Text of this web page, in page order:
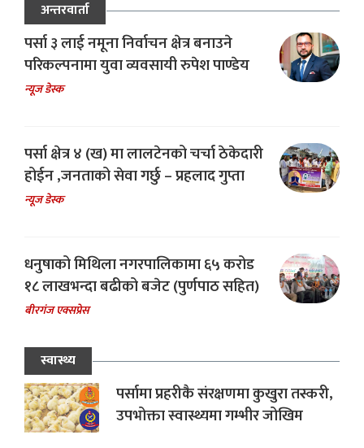
अन्तरवार्ता
पर्सा ३ लाई नमूना निर्वाचन क्षेत्र बनाउने
परिकल्पनामा युवा व्यवसायी रुपेश पाण्डेय
न्यूज डेस्क
पर्सा क्षेत्र ४ (ख) मा लालटेनको चर्चा ठेकेदारी
होईन ,जनताको सेवा गर्छु – प्रहलाद गुप्ता
न्यूज डेस्क
धनुषाको मिथिला नगरपालिकामा ६५ करोड
१८ लाखभन्दा बढीको बजेट (पुर्णपाठ सहित)
बीरगंज एक्सप्रेस
स्वास्थ्य
पर्सामा प्रहरीकै संरक्षणमा कुखुरा तस्करी,
उपभोक्ता स्वास्थ्यमा गम्भीर जोखिम